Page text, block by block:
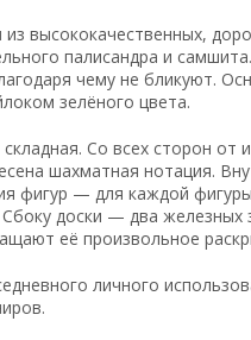
высококачественных,
палисандра и
чему не бликуют.
зелёного цвета.
Со всех сторон от
шахматная нотация.
фигур — для каждой фигуры
Сбоку доски — два железных
её произвольное
личного